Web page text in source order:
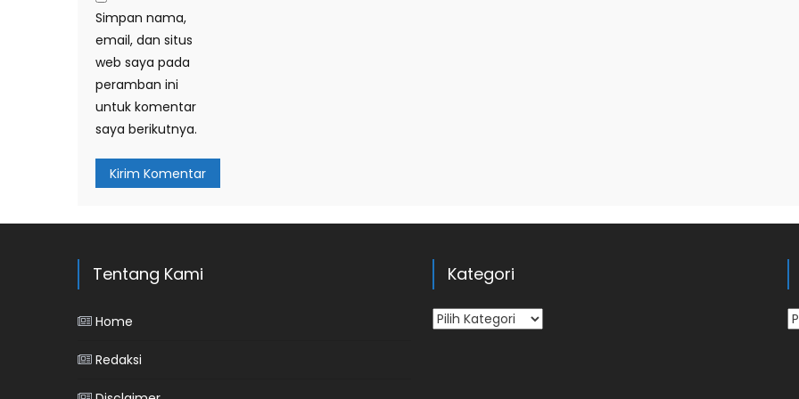
Simpan nama,
email, dan situs
web saya pada
peramban ini
untuk komentar
saya berikutnya.
Tentang Kami
Home
Redaksi
Kategori
Kategori